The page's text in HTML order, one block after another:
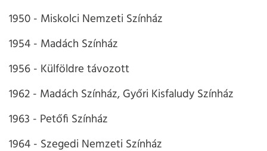
1950 - Miskolci Nemzeti Színház
1954 - Madách Színház
1956 - Külföldre távozott
1962 - Madách Színház, Győri Kisfaludy Színház
1963 - Petőfi Színház
1964 - Szegedi Nemzeti Színház